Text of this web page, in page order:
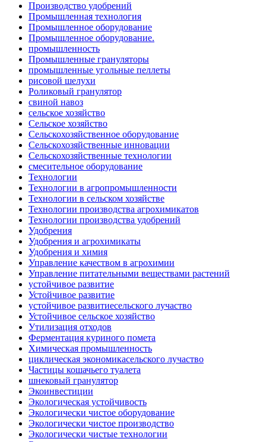
Производство удобрений
Промышленная технология
Промышленное оборудование
Промышленное оборудование.
промышленность
Промышленные грануляторы
промышленные угольные пеллеты
рисовой шелухи
Роликовый гранулятор
свиной навоз
сельское хозяйство
Сельское хозяйство
Сельскохозяйственное оборудование
Сельскохозяйственные инновации
Сельскохозяйственные технологии
смесительное оборудование
Технологии
Технологии в агропромышленности
Технологии в сельском хозяйстве
Технологии производства агрохимикатов
Технологии производства удобрений
Удобрения
Удобрения и агрохимикаты
Удобрения и химия
Управление качеством в агрохимии
Управление питательными веществами растений
устойчивое развитие
Устойчивое развитие
устойчивое развитиесельского лучаство
Устойчивое сельское хозяйство
Утилизация отходов
Ферментация куриного помета
Химическая промышленность
циклическая экономикасельского лучаство
Частицы кошачьего туалета
шнековый гранулятор
Экоинвестиции
Экологическая устойчивость
Экологически чистое оборудование
Экологически чистое производство
Экологически чистые технологии